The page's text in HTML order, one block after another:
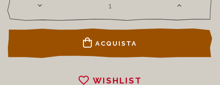
ACQUISTA
WISHLIST